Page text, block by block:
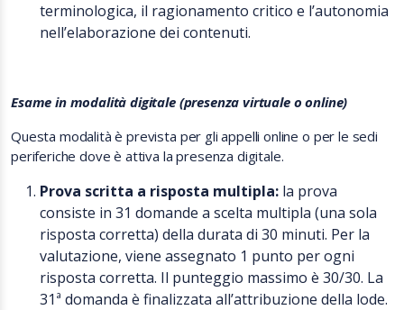
terminologica, il ragionamento critico e l’autonomia
nell’elaborazione dei contenuti.
Esame in modalità digitale (presenza virtuale o online)
Questa modalità è prevista per gli appelli online o per le sedi
periferiche dove è attiva la presenza digitale.
Prova scritta a risposta multipla: la prova
consiste in 31 domande a scelta multipla (una sola
risposta corretta) della durata di 30 minuti. Per la
valutazione, viene assegnato 1 punto per ogni
risposta corretta. Il punteggio massimo è 30/30. La
31ª domanda è finalizzata all’attribuzione della lode.